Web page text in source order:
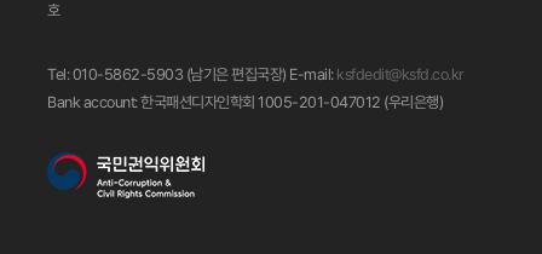
호
Tel: 010-5862-5903 (남기은 편집국장) E-mail: ksfdedit@ksfd.co.kr
Bank account: 한국패션디자인학회 1005-201-047012 (우리은행)